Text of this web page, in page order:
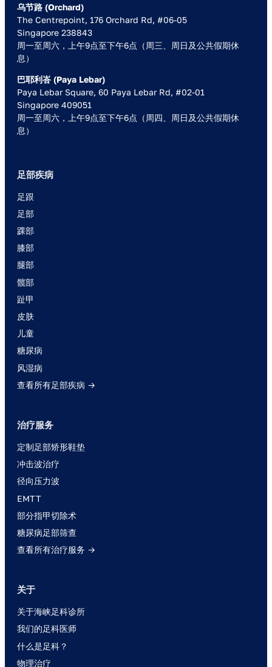
乌节路 (Orchard)
The Centrepoint, 176 Orchard Rd, #06-05
Singapore 238843
周一至周六，上午9点至下午6点（周三、周日及公共假期休
息）
巴耶利峇 (Paya Lebar)
Paya Lebar Square, 60 Paya Lebar Rd, #02-01
Singapore 409051
周一至周六，上午9点至下午6点（周四、周日及公共假期休
息）
足部疾病
足跟
足部
踝部
膝部
腿部
髋部
趾甲
皮肤
儿童
糖尿病
风湿病
查看所有足部疾病 →
治疗服务
定制足部矫形鞋垫
冲击波治疗
径向压力波
EMTT
部分指甲切除术
糖尿病足部筛查
查看所有治疗服务 →
关于
关于海峡足科诊所
我们的足科医师
什么是足科？
物理治疗